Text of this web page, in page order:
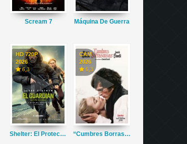
Scream 7 Máquina De Guerra
HD 720P
2026
6,3
Shelter: El Protector
CAM
2026
6,3
“Cumbres Borrascosas”